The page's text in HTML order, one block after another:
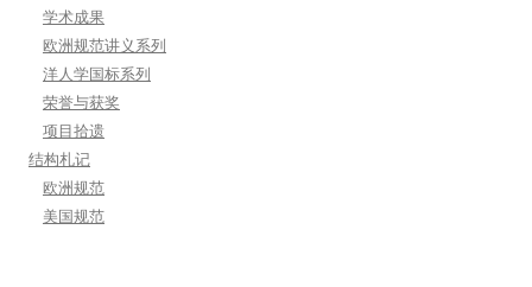
学术成果
欧洲规范讲义系列
洋人学国标系列
荣誉与获奖
项目拾遗
结构札记
欧洲规范
美国规范